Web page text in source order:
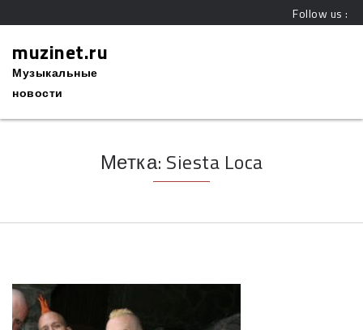
Follow us :
muzinet.ru
Музыкальные
новости
Метка: Siesta Loca